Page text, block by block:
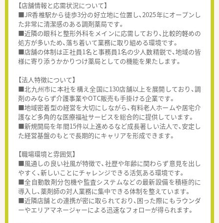
【店舗情報と応需状況について】
■JR香椎駅から徒歩3分の好立地に位置し、2025年にオープンし
た非常に清潔感のある調剤薬局です。
■近隣の眼科と整形外科をメインに応需しており、比較的軽めの
処方が多いため、落ち着いて業務に取り組める環境です。
■店舗の体制は正社員1名と事務員1名の少人数精鋭で、地域の皆
様に寄り添うかかりつけ薬局としての機能を果たします。
【法人特徴について】
■北九州市に本社を構え全国に130店舗以上を展開しており、調
剤のみならず介護事業やOTC販売も手掛ける企業です。
■地域密着型の経営を大切にしながら、有料老人ホームや居宅介
護など多角的な医療福祉サービスを総合的に提供しています。
■新規開局を年間15件以上進めるなど成長著しい法人で、安定し
た経営基盤のもとで長期的にキャリアを形成できます。
【職場環境と雰囲気】
■風通しの良い社風が特徴で、社歴や年齢に関わらず意見を出し
やすく、新しいことにチャレンジできる活気ある環境です。
■全自動散剤分包機や監査システムなどの最新設備を積極的に
導入し、薬剤師の対人業務に集中できる体制を整えています。
■近隣店舗との連携が密に取られており、困った際にもラウンダ
ーやエリアマネージャーによる迅速なフォローが得られます。